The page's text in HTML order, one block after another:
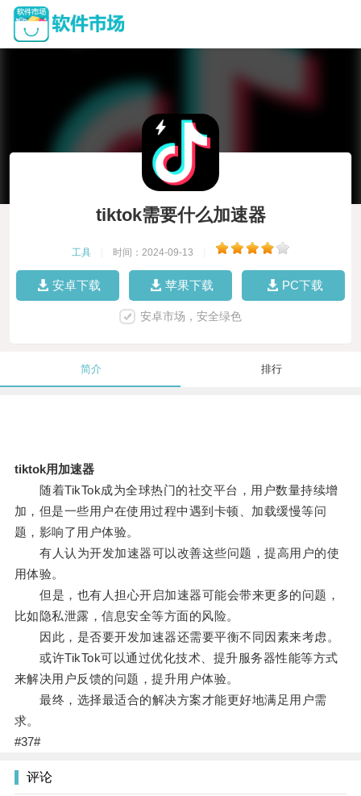
tiktok需要什么加速器
工具 时间：2024-09-13
安卓下载 苹果下载 PC下载
安卓市场，安全绿色
简介 排行
tiktok用加速器
随着TikTok成为全球热门的社交平台，用户数量持续增
加，但是一些用户在使用过程中遇到卡顿、加载缓慢等问
题，影响了用户体验。
有人认为开发加速器可以改善这些问题，提高用户的使
用体验。
但是，也有人担心开启加速器可能会带来更多的问题，
比如隐私泄露，信息安全等方面的风险。
因此，是否要开发加速器还需要平衡不同因素来考虑。
或许TikTok可以通过优化技术、提升服务器性能等方式
来解决用户反馈的问题，提升用户体验。
最终，选择最适合的解决方案才能更好地满足用户需
求。
#37#
评论